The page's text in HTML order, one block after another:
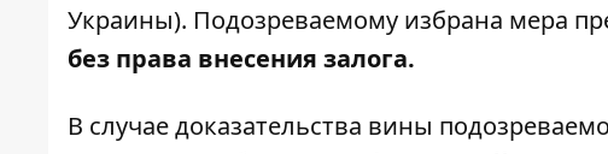
Украины). Подозреваемому избрана мера
без права внесения залога.
В случае доказательства вины